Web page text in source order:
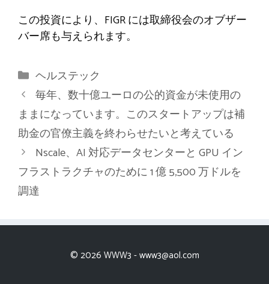
この投資により、FIGR には取締役会のオブザー
バー席も与えられます。
カ
テ
ゴ
リ
ー
ヘルステック
毎年、数十億ユーロの公的資金が未使用の
ままになっています。このスタートアップは補
助金の官僚主義を終わらせたいと考えている
Nscale、AI 対応データセンターと GPU イン
フラストラクチャのために 1 億 5,500 万ドルを
調達
© 2026 WWW3 -www3@aol.com